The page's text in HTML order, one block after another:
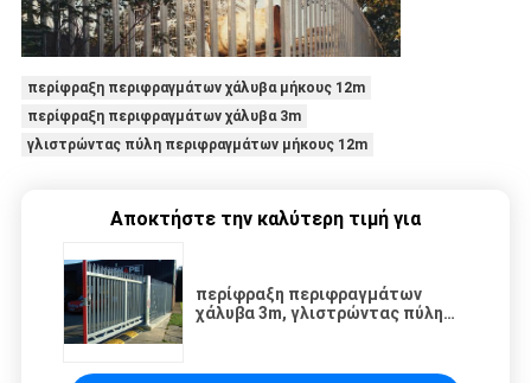
περίφραξη περιφραγμάτων χάλυβα μήκους 12m
περίφραξη περιφραγμάτων χάλυβα 3m
γλιστρώντας πύλη περιφραγμάτων μήκους 12m
Αποκτήστε την καλύτερη τιμή για
περίφραξη περιφραγμάτων
χάλυβα 3m, γλιστρώντας πύλη